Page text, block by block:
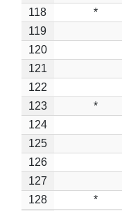
118
*
119
120
121
122
123
*
124
125
126
127
128
*